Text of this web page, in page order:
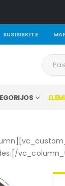
SUSISIEKITE